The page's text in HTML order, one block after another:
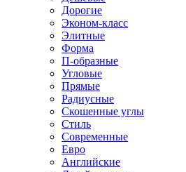
Дорогие
Эконом-класс
Элитные
Форма
П-образные
Угловые
Прямые
Радиусные
Скошенные углы
Стиль
Современные
Евро
Английские